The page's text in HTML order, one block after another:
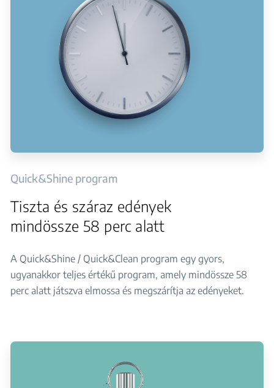
Quick&Shine program
Tiszta és száraz edények
mindössze 58 perc alatt
A Quick&Shine / Quick&Clean program egy gyors,
ugyanakkor teljes értékű program, amely mindössze 58
perc alatt játszva elmossa és megszárítja az edényeket.